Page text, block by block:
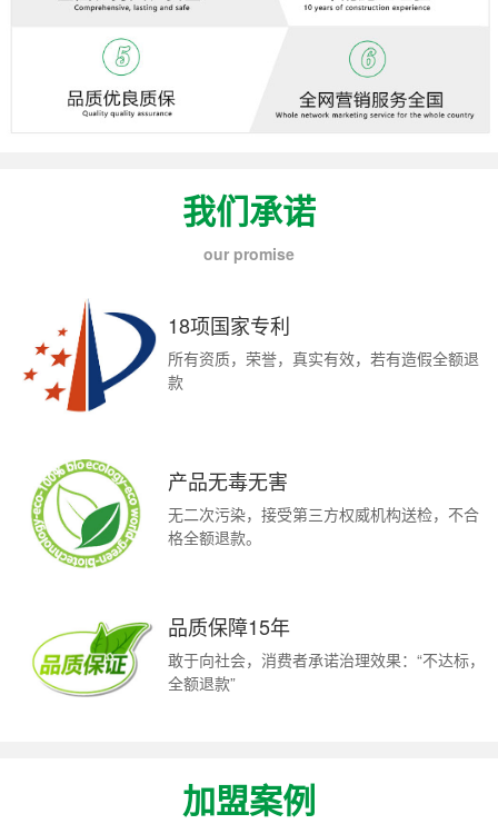
我们承诺
our promise
18项国家专利
所有资质，荣誉，真实有效，若有造假全额退
款
产品无毒无害
无二次污染，接受第三方权威机构送检，不合
格全额退款。
品质保障15年
敢于向社会，消费者承诺治理效果：“不达标，
全额退款”
加盟案例